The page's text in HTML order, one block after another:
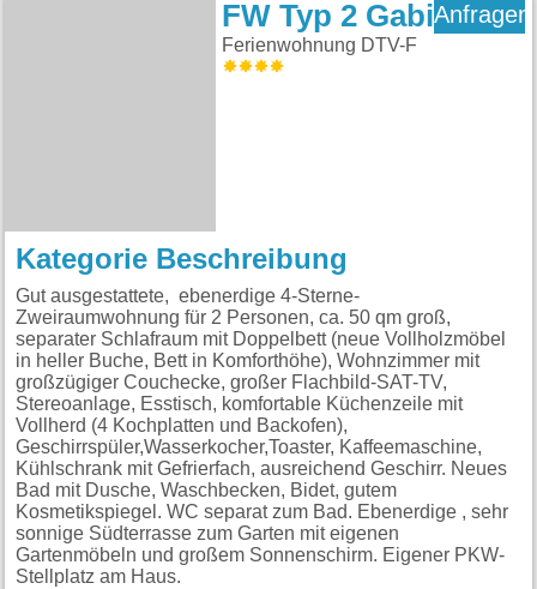
FW Typ 2 Gabi
Ferienwohnung DTV-F
Anfragen
Kategorie Beschreibung
Gut ausgestattete, ebenerdige 4-Sterne-
Zweiraumwohnung für 2 Personen, ca. 50 qm groß,
separater Schlafraum mit Doppelbett (neue Vollholzmöbel
in heller Buche, Bett in Komforthöhe), Wohnzimmer mit
großzügiger Couchecke, großer Flachbild-SAT-TV,
Stereoanlage, Esstisch, komfortable Küchenzeile mit
Vollherd (4 Kochplatten und Backofen),
Geschirrspüler,Wasserkocher,Toaster, Kaffeemaschine,
Kühlschrank mit Gefrierfach, ausreichend Geschirr. Neues
Bad mit Dusche, Waschbecken, Bidet, gutem
Kosmetikspiegel. WC separat zum Bad. Ebenerdige , sehr
sonnige Südterrasse zum Garten mit eigenen
Gartenmöbeln und großem Sonnenschirm. Eigener PKW-
Stellplatz am Haus.